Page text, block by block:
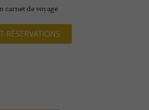
carnet de voyage
RÉSERVATIONS